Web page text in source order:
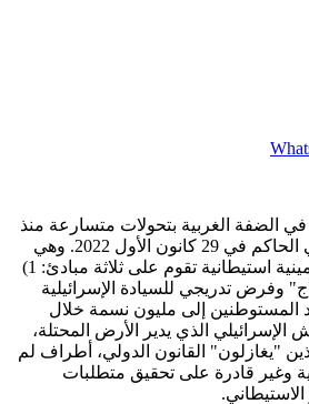
الضفة الغربية بتحولات متسارعة منذ
تشكيل الائتلاف الإسرائيلي الحاكم في 29 كانون الأول 2022. وهي
تحولات تستند الى أجندة يمينية استيطانية تقوم على ثلاثة مبادئ: 1)
وفرض تدريجي للسيادة الإسرائيلية
2) رفع عدد المستوطنين إلى مليون نسمة خلال
3) الجيش الإسرائيلي الذي يدير الأرض المحتلة،
"يغازلون" القانون الدولي، أطراف لم
وغير قادرة على تحقيق متطلبات
الاستيطاني.